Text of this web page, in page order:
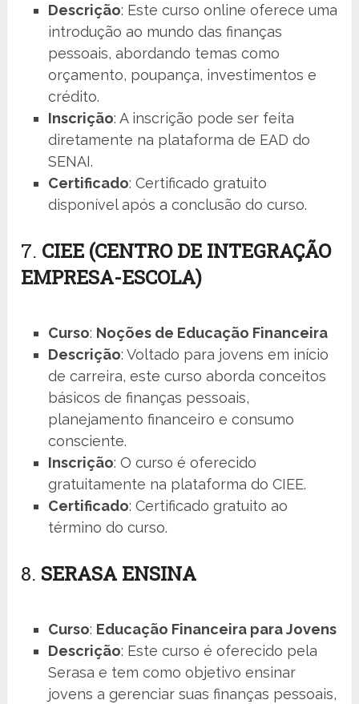
Descrição: Este curso online oferece uma
introdução ao mundo das finanças
pessoais, abordando temas como
orçamento, poupança, investimentos e
crédito.
Inscrição: A inscrição pode ser feita
diretamente na plataforma de EAD do
SENAI.
Certificado: Certificado gratuito
disponível após a conclusão do curso.
7. CIEE (CENTRO DE INTEGRAÇÃO
EMPRESA-ESCOLA)
Curso: Noções de Educação Financeira
Descrição: Voltado para jovens em início
de carreira, este curso aborda conceitos
básicos de finanças pessoais,
planejamento financeiro e consumo
consciente.
Inscrição: O curso é oferecido
gratuitamente na plataforma do CIEE.
Certificado: Certificado gratuito ao
término do curso.
8. SERASA ENSINA
Curso: Educação Financeira para Jovens
Descrição: Este curso é oferecido pela
Serasa e tem como objetivo ensinar
jovens a gerenciar suas finanças pessoais,